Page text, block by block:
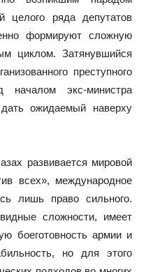
целого ряда депутатов
формируют сложную
циклом. Затянувшийся
преступного
началом экс-министра
ожидаемый наверху
развивается мировой
всех», международное
лишь право сильного.
сложности, имеет
боеготовность армии и
но для этого